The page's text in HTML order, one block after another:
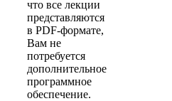
что все лекции
представляются
в PDF-формате,
Вам не
потребуется
дополнительное
программное
обеспечение.